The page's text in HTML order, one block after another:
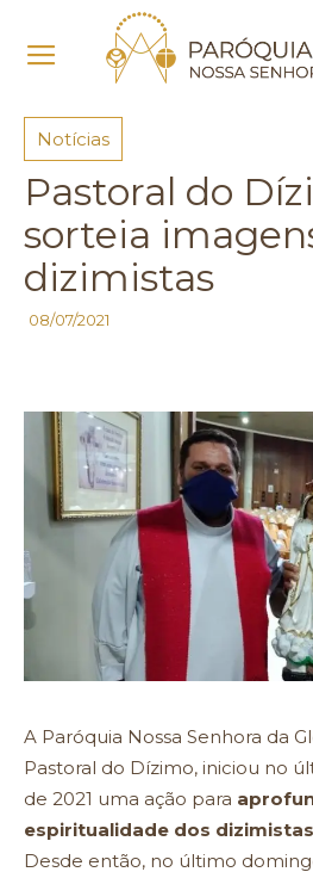
Notícias
Notícias
Pastoral do
sorteia
dizimistas
08/07/2021
A Paróquia Nossa Senhora da
Pastoral do Dízimo, iniciou no
de 2021 uma ação para
espiritualidade dos dizimistas
Desde então, no último